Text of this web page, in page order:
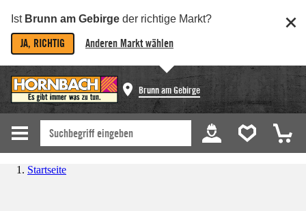
Ist Brunn am Gebirge der richtige Markt?
JA, RICHTIG Anderen Markt wählen
Brunn am Gebirge
Startseite